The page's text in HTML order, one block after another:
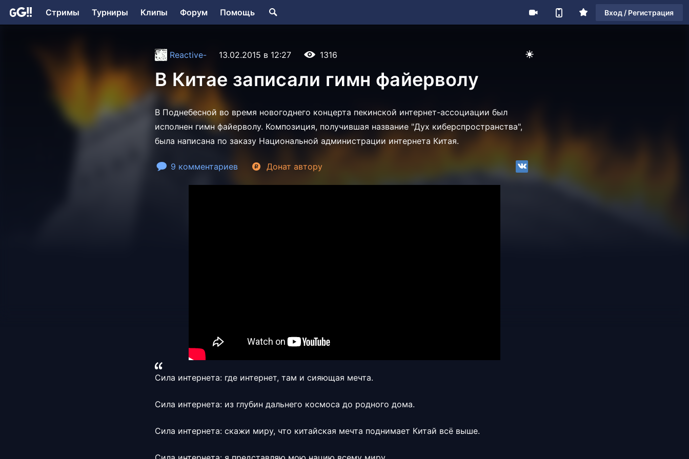
Стримы Турниры Клипы Форум Помощь Вход / Регистрация
Reactive- 13.02.2015 в 12:27 1316
В Китае записали гимн файерволу
В Поднебесной во время новогоднего концерта пекинской интернет-ассоциации был
исполнен гимн файерволу. Композиция, получившая название "Дух киберспространства",
была написана по заказу Национальной администрации интернета Китая.
9 комментариев Донат автору
Сила интернета: где интернет, там и сияющая мечта.
Сила интернета: из глубин дальнего космоса до родного дома.
Сила интернета: скажи миру, что китайская мечта поднимает Китай всё выше.